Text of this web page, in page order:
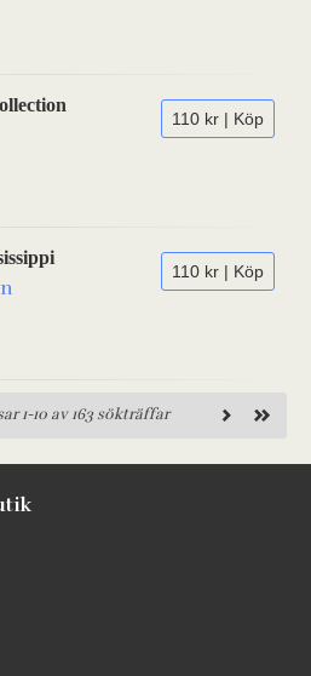
110 kr | Köp
110 kr | Köp
1-10 av 163 sökträffar